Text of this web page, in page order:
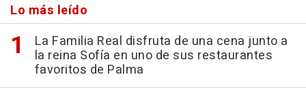
Lo más leído
La Familia Real disfruta de una cena junto a
la reina Sofía en uno de sus restaurantes
favoritos de Palma